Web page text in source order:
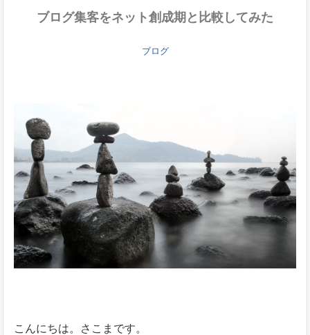
ブログ集客をネット創成期と比較してみた
ブログ
こんにちは。さこまです。